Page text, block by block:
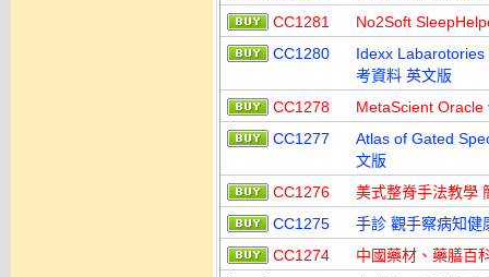
CC1281
No2Soft
CC1280
Idexx
考資料 英文版
CC1278
MetaScient Oracle
CC1277
Atlas of Gated
文版
CC1276
美式整脊手法教學
CC1275
手診 觀手察病知健
CC1274
中國藥材、藥膳百